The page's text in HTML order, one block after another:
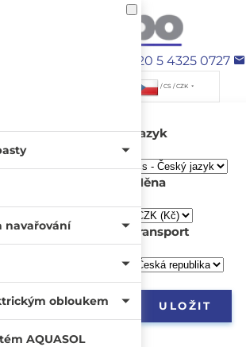
+420 5 4325 0727
/ CS / CZK
Jazyk
Měna
transport
navařování
obloukem
AQUASOL